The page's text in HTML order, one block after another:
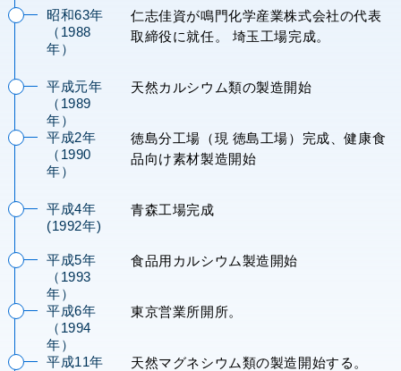
03-
3433-
8068
昭和63年
（1988
年）
仁志佳資が鳴門化学産業株式会社の代表
取締役に就任。 埼玉工場完成。
平成元年
（1989
年）
天然カルシウム類の製造開始
平成2年
（1990
年）
徳島分工場（現 徳島工場）完成、健康食
品向け素材製造開始
平成4年
(1992年)
青森工場完成
平成5年
（1993
年）
食品用カルシウム製造開始
平成6年
（1994
年）
東京営業所開所。
平成11年
天然マグネシウム類の製造開始する。